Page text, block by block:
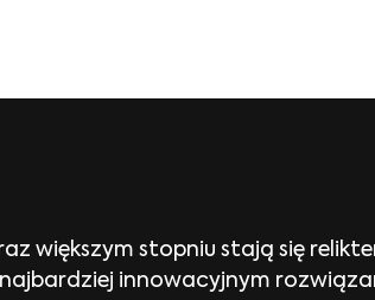
większym stopniu stają się
innowacyjnym